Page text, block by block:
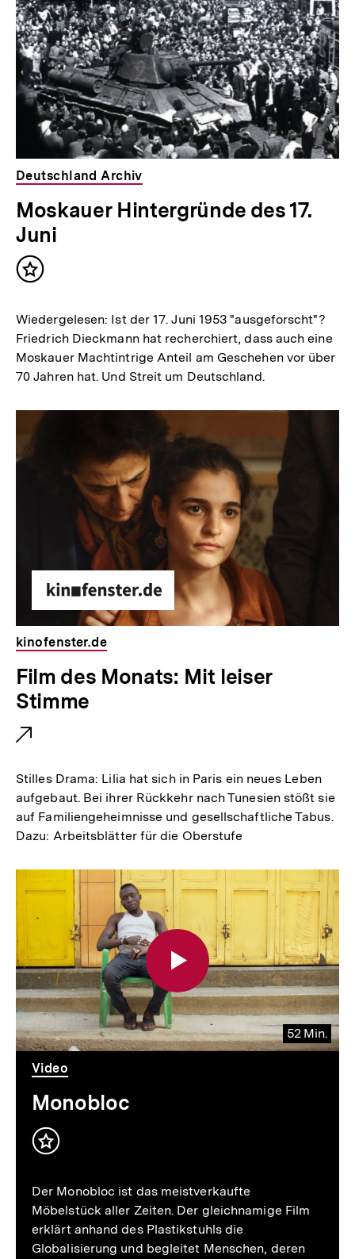
Deutschland Archiv
Moskauer Hintergründe des 17.
Juni
Inhalt
Wiedergelesen: Ist der 17. Juni 1953 "ausgeforscht"?
Friedrich Dieckmann hat recherchiert, dass auch eine
Moskauer Machtintrige Anteil am Geschehen vor über
70 Jahren hat. Und Streit um Deutschland.
kinofenster.de
E
x
t
e
r
n
e
L
i
k
:
Film des Monats: Mit leiser
Stimme
Stilles Drama: Lilia hat sich in Paris ein neues Leben
aufgebaut. Bei ihrer Rückkehr nach Tunesien stößt sie
auf Familiengeheimnisse und gesellschaftliche Tabus.
Dazu: Arbeitsblätter für die Oberstufe
52 Min.
Video
Dauer
52
Min.
Video
Monobloc
Inhalt
Der Monobloc ist das meistverkaufte
Möbelstück aller Zeiten. Der gleichnamige Film
erklärt anhand des Plastikstuhls die
Globalisierung und begleitet Menschen, deren